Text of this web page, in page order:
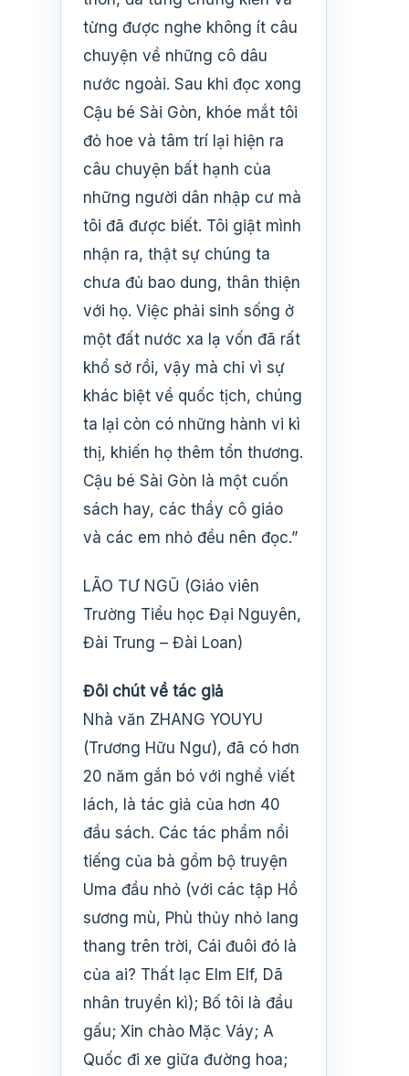
từng được nghe không ít câu
chuyện về những cô dâu
nước ngoài. Sau khi đọc xong
Cậu bé Sài Gòn, khóe mắt tôi
đỏ hoe và tâm trí lại hiện ra
câu chuyện bất hạnh của
những người dân nhập cư mà
tôi đã được biết. Tôi giật mình
nhận ra, thật sự chúng ta
chưa đủ bao dung, thân thiện
với họ. Việc phải sinh sống ở
một đất nước xa lạ vốn đã rất
khổ sở rồi, vậy mà chỉ vì sự
khác biệt về quốc tịch, chúng
ta lại còn có những hành vi kì
thị, khiến họ thêm tổn thương.
Cậu bé Sài Gòn là một cuốn
sách hay, các thầy cô giáo
và các em nhỏ đều nên đọc.”
LÃO TƯ NGŨ (Giáo viên
Trường Tiểu học Đại Nguyên,
Đài Trung – Đài Loan)
Đôi chút về tác giả
Nhà văn ZHANG YOUYU
(Trương Hữu Ngư), đã có hơn
20 năm gắn bó với nghề viết
lách, là tác giả của hơn 40
đầu sách. Các tác phẩm nổi
tiếng của bà gồm bộ truyện
Uma đầu nhỏ (với các tập Hồ
sương mù, Phù thủy nhỏ lang
thang trên trời, Cái đuôi đó là
của ai? Thất lạc Elm Elf, Dã
nhân truyền kì); Bố tôi là đầu
gấu; Xin chào Mặc Váy; A
Quốc đi xe giữa đường hoa;